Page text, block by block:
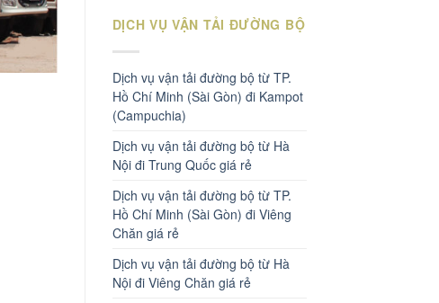
DỊCH VỤ VẬN TẢI ĐƯỜNG BỘ
Dịch vụ vận tải đường bộ từ TP.
Hồ Chí Minh (Sài Gòn) đi Kampot
(Campuchia)
Dịch vụ vận tải đường bộ từ Hà
Nội đi Trung Quốc giá rẻ
Dịch vụ vận tải đường bộ từ TP.
Hồ Chí Minh (Sài Gòn) đi Viêng
Chăn giá rẻ
Dịch vụ vận tải đường bộ từ Hà
Nội đi Viêng Chăn giá rẻ